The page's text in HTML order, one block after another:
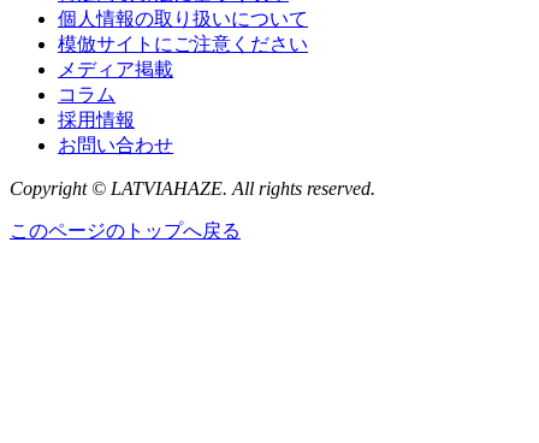
個人情報の取り扱いについて
模倣サイトにご注意ください
メディア掲載
コラム
採用情報
お問い合わせ
Copyright © LATVIAHAZE. All rights reserved.
このページのトップへ戻る